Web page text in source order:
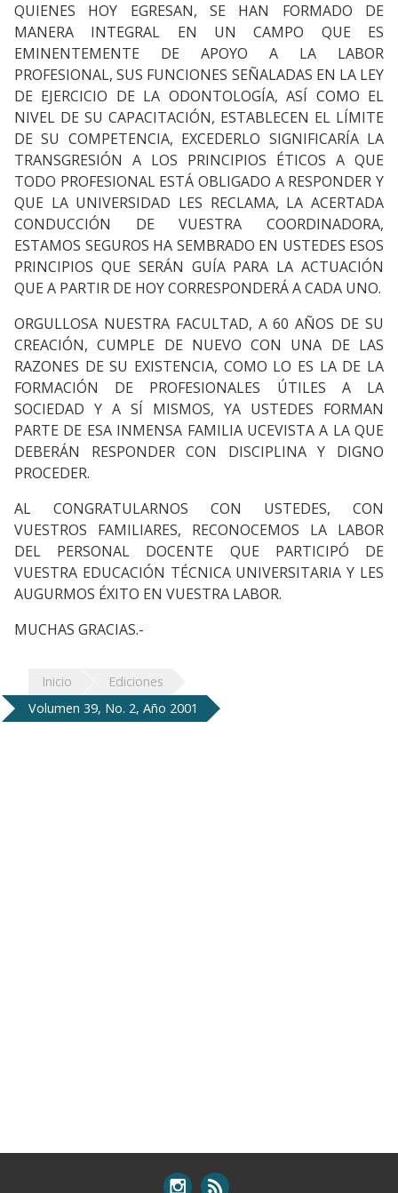
QUIENES HOY EGRESAN, SE HAN FORMADO DE
MANERA INTEGRAL EN UN CAMPO QUE ES
EMINENTEMENTE DE APOYO A LA LABOR
PROFESIONAL, SUS FUNCIONES SEÑALADAS EN LA LEY
DE EJERCICIO DE LA ODONTOLOGÍA, ASÍ COMO EL
NIVEL DE SU CAPACITACIÓN, ESTABLECEN EL LÍMITE
DE SU COMPETENCIA, EXCEDERLO SIGNIFICARÍA LA
TRANSGRESIÓN A LOS PRINCIPIOS ÉTICOS A QUE
TODO PROFESIONAL ESTÁ OBLIGADO A RESPONDER Y
QUE LA UNIVERSIDAD LES RECLAMA, LA ACERTADA
CONDUCCIÓN DE VUESTRA COORDINADORA,
ESTAMOS SEGUROS HA SEMBRADO EN USTEDES ESOS
PRINCIPIOS QUE SERÁN GUÍA PARA LA ACTUACIÓN
QUE A PARTIR DE HOY CORRESPONDERÁ A CADA UNO.
ORGULLOSA NUESTRA FACULTAD, A 60 AÑOS DE SU
CREACIÓN, CUMPLE DE NUEVO CON UNA DE LAS
RAZONES DE SU EXISTENCIA, COMO LO ES LA DE LA
FORMACIÓN DE PROFESIONALES ÚTILES A LA
SOCIEDAD Y A SÍ MISMOS, YA USTEDES FORMAN
PARTE DE ESA INMENSA FAMILIA UCEVISTA A LA QUE
DEBERÁN RESPONDER CON DISCIPLINA Y DIGNO
PROCEDER.
AL CONGRATULARNOS CON USTEDES, CON
VUESTROS FAMILIARES, RECONOCEMOS LA LABOR
DEL PERSONAL DOCENTE QUE PARTICIPÓ DE
VUESTRA EDUCACIÓN TÉCNICA UNIVERSITARIA Y LES
AUGURMOS ÉXITO EN VUESTRA LABOR.
MUCHAS GRACIAS.-
Inicio
Ediciones
Volumen 39, No. 2, Año 2001